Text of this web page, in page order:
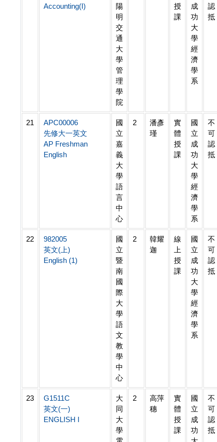
Accounting(I)
陽
明
交
通
大
學
管
理
學
院
授
課
成
功
大
學
經
濟
學
系
認
抵
21
APC00006
先修大一英文
AP Freshman
English
國
立
嘉
義
大
學
語
言
中
心
2
潘彥
瑾
實
體
授
課
國
立
成
功
大
學
經
濟
學
系
不
可
認
抵
22
982005
英文(上)
English (1)
國
立
暨
南
國
際
大
學
語
文
教
學
中
心
2
韓耀
迦
線
上
授
課
國
立
成
功
大
學
經
濟
學
系
不
可
認
抵
23
G1511C
英文(一)
ENGLISH I
大
同
大
學
2
高萍
穗
實
體
授
課
國
立
成
功
不
可
認
抵